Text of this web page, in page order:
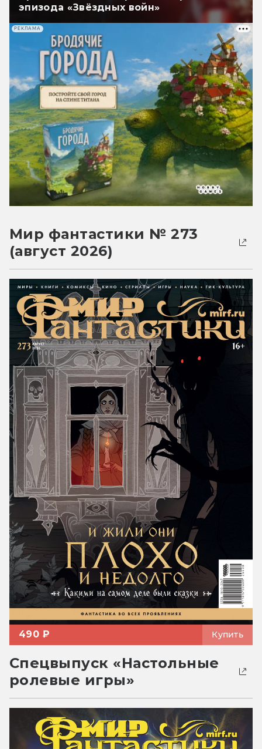
эпизода «Звёздных войн»
РЕКЛАМА
Мир фантастики № 273
(август 2026)
490 ₽ Купить
Спецвыпуск «Настольные
ролевые игры»